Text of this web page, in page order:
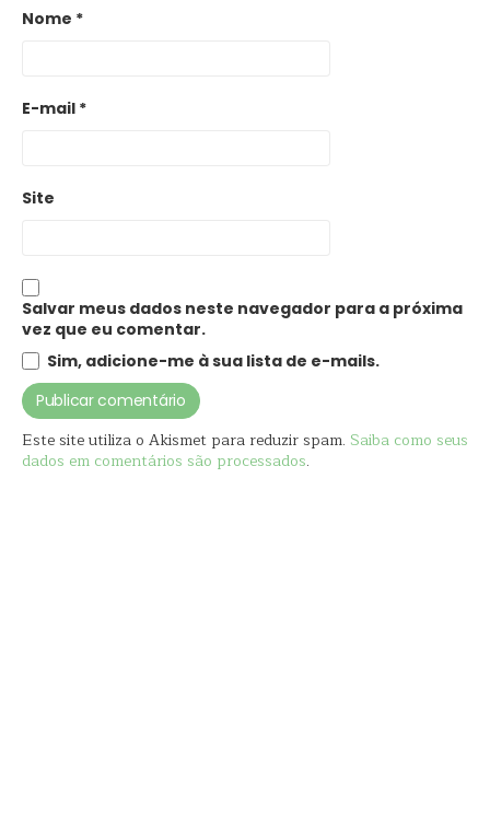
Nome *
E-mail *
Site
Salvar meus dados neste navegador para a próxima
vez que eu comentar.
Sim, adicione-me à sua lista de e-mails.
Este site utiliza o Akismet para reduzir spam. Saiba como seus
dados em comentários são processados.